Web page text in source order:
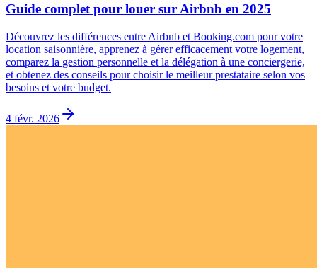
Guide complet pour louer sur Airbnb en 2025
Découvrez les différences entre Airbnb et Booking.com pour votre
location saisonnière, apprenez à gérer efficacement votre logement,
comparez la gestion personnelle et la délégation à une conciergerie,
et obtenez des conseils pour choisir le meilleur prestataire selon vos
besoins et votre budget.
4 févr. 2026